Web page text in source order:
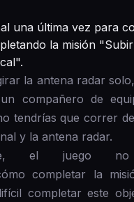
una última vez para
la misión
la antena radar
compañero de
tendrías que correr
y la antena radar.
el juego
completar la
completar este